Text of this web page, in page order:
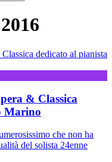
& Classica
Marino
che non ha
del solista 24enne